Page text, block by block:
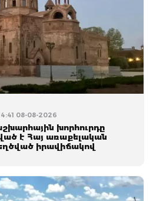
08-08-2026
խորհուրդը
է Հայ առաքելական
իրավիճակով